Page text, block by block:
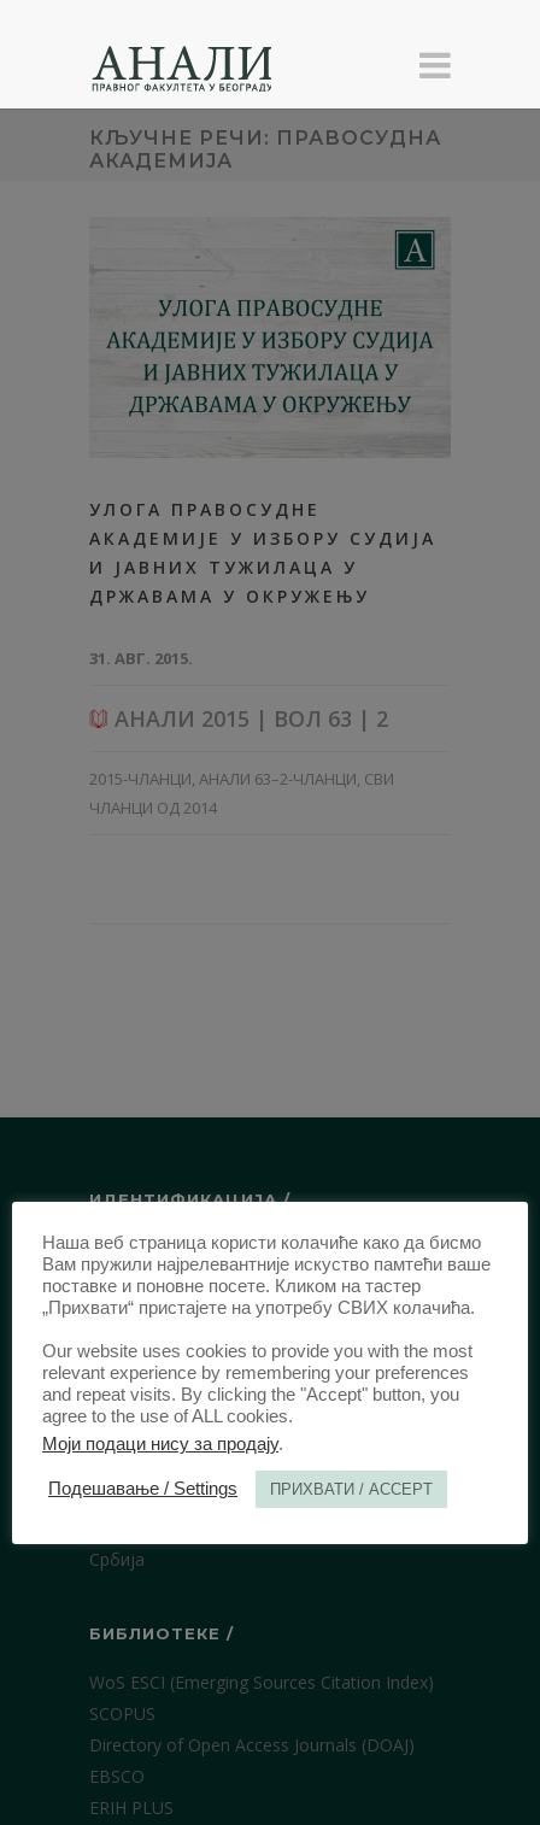
КЉУЧНЕ РЕЧИ: ПРАВОСУДНА
АКАДЕМИЈА
УЛОГА ПРАВОСУДНЕ
АКАДЕМИЈЕ У ИЗБОРУ СУДИЈА
И ЈАВНИХ ТУЖИЛАЦА У
ДРЖАВАМА У ОКРУЖЕЊУ
31. АВГ. 2015.
АНАЛИ 2015 | ВОЛ 63 | 2
2015-ЧЛАНЦИ, АНАЛИ 63–2-ЧЛАНЦИ, СВИ
ЧЛАНЦИ ОД 2014
ИДЕНТИФИКАЦИЈА /
ISSN:0003-2565(Штампано издање)
еISSN:2406-2693(Онлајн издање)
DOI:10.51204/Anali_PFBU_1906
ИЗДАВАЧ /
Правни факултет Универзитета у
Булевар краља Александра 67
Србија
БИБЛИОТЕКЕ /
WoS ESCI (Emerging Sources Citation Index)
SCOPUS
Directory of Open Access Journals (DOAJ)
EBSCO
ERIH PLUS
Наша веб страница користи колачиће како да бисмо
Вам пружили најрелевантније искуство памтећи ваше
поставке и поновне посете. Кликом на тастер
„Прихвати“ пристајете на употребу СВИХ колачића.
Our website uses cookies to provide you with the most
relevant experience by remembering your preferences
and repeat visits. By clicking the "Accept" button, you
agree to the use of ALL cookies.
Моји подаци нису за продају.
Подешавање / Settings ПРИХВАТИ / ACCEPT